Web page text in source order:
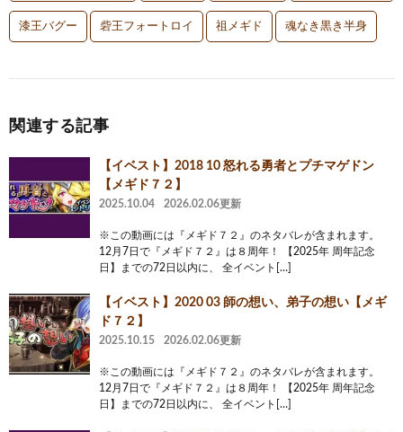
漆王バグー 砦王フォートロイ 祖メギド 魂なき黒き半身
関連する記事
【イベスト】2018 10 怒れる勇者とプチマゲドン
【メギド７２】
2025.10.04 2026.02.06更新
※この動画には『メギド７２』のネタバレが含まれます。
12月7日で『メギド７２』は８周年！ 【2025年 周年記念
日】までの72日以内に、 全イベント[…]
【イベスト】2020 03 師の想い、弟子の想い【メギ
ド７２】
2025.10.15 2026.02.06更新
※この動画には『メギド７２』のネタバレが含まれます。
12月7日で『メギド７２』は８周年！ 【2025年 周年記念
日】までの72日以内に、 全イベント[…]